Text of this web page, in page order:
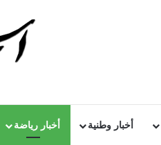
أخبار وطنية أخبار رياضة